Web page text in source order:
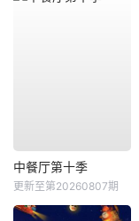
中餐厅第十季
更新至第20260807期